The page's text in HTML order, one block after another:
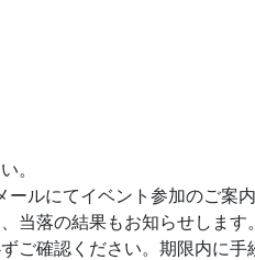
。
ルにてイベント参加のご案内
当落の結果もお知らせします
ご確認ください。期限内に